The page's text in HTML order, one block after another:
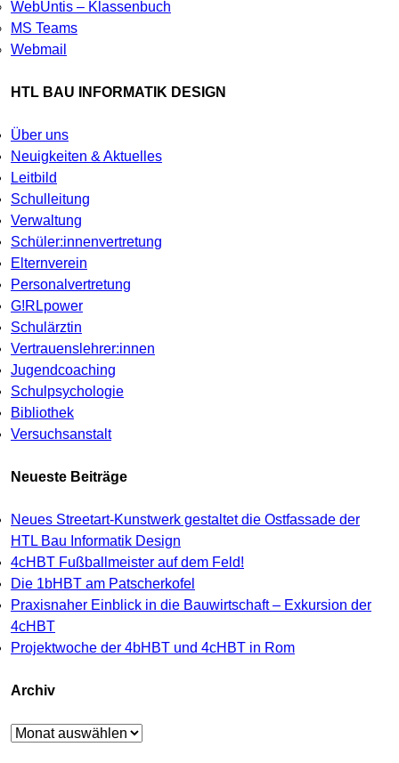
WebUntis – Klassenbuch
MS Teams
Webmail
HTL BAU INFORMATIK DESIGN
Über uns
Neuigkeiten & Aktuelles
Leitbild
Schulleitung
Verwaltung
Schüler:innenvertretung
Elternverein
Personalvertretung
G!RLpower
Schulärztin
Vertrauenslehrer:innen
Jugendcoaching
Schulpsychologie
Bibliothek
Versuchsanstalt
Neueste Beiträge
Neues Streetart-Kunstwerk gestaltet die Ostfassade der
HTL Bau Informatik Design
4cHBT Fußballmeister auf dem Feld!
Die 1bHBT am Patscherkofel
Praxisnaher Einblick in die Bauwirtschaft – Exkursion der
4cHBT
Projektwoche der 4bHBT und 4cHBT in Rom
Archiv
Archiv